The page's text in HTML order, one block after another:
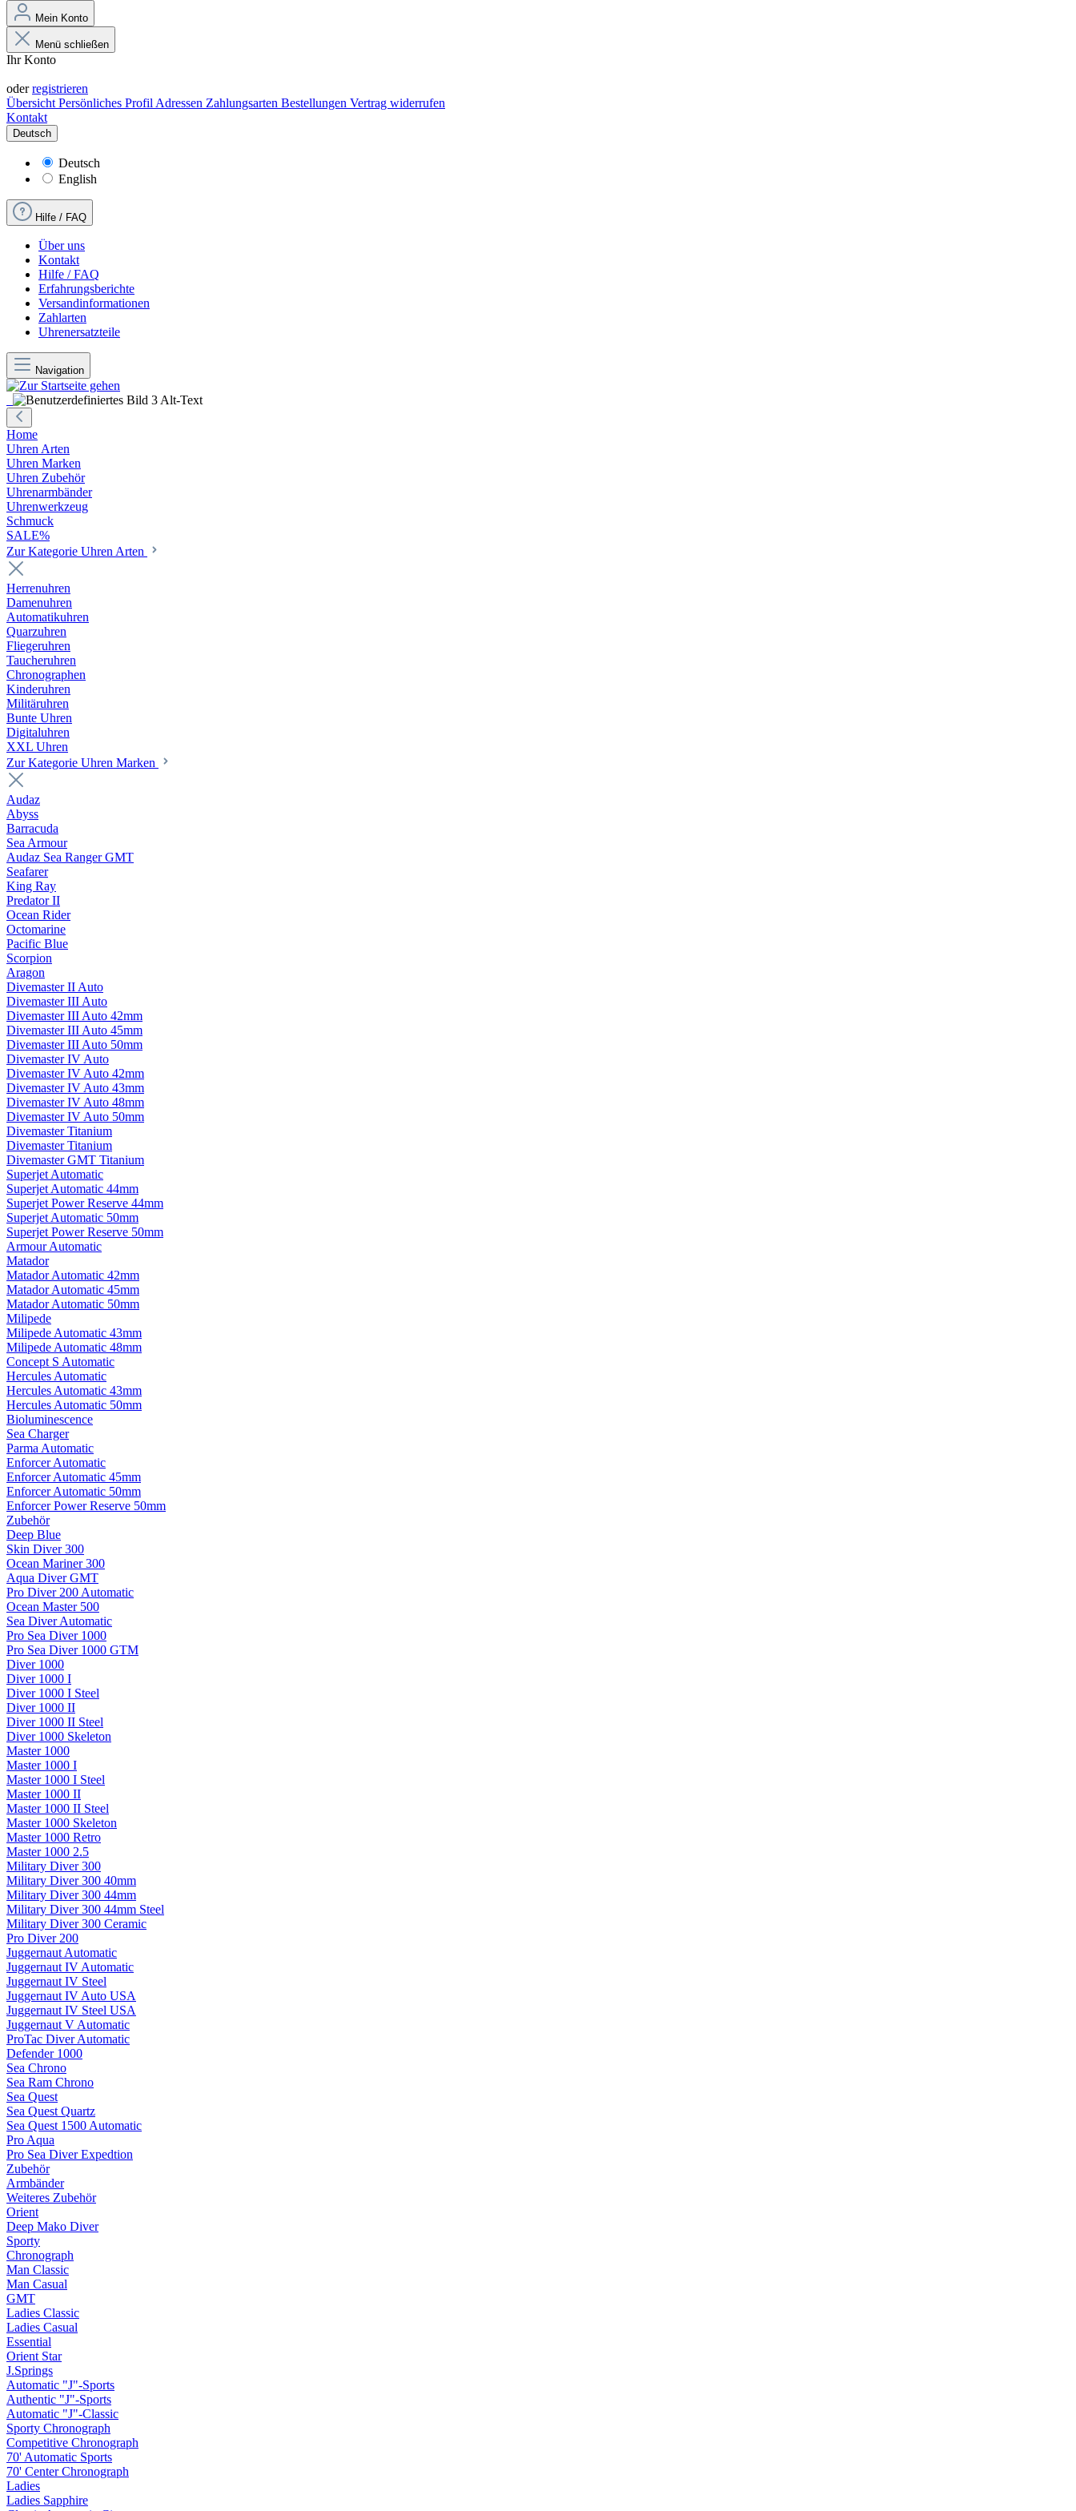
Mein Konto
Menü schließen
Ihr Konto
oderregistrieren
Übersicht Persönliches Profil Adressen Zahlungsarten Bestellungen Vertrag widerrufen
Kontakt
Deutsch
Deutsch
English
Hilfe / FAQ
Über uns
Kontakt
Hilfe / FAQ
Erfahrungsberichte
Versandinformationen
Zahlarten
Uhrenersatzteile
Navigation
Home
Uhren Arten
Uhren Marken
Uhren Zubehör
Uhrenarmbänder
Uhrenwerkzeug
Schmuck
SALE%
Zur Kategorie Uhren Arten
Herrenuhren
Damenuhren
Automatikuhren
Quarzuhren
Fliegeruhren
Taucheruhren
Chronographen
Kinderuhren
Militäruhren
Bunte Uhren
Digitaluhren
XXL Uhren
Zur Kategorie Uhren Marken
Audaz
Abyss
Barracuda
Sea Armour
Audaz Sea Ranger GMT
Seafarer
King Ray
Predator II
Ocean Rider
Octomarine
Pacific Blue
Scorpion
Aragon
Divemaster II Auto
Divemaster III Auto
Divemaster III Auto 42mm
Divemaster III Auto 45mm
Divemaster III Auto 50mm
Divemaster IV Auto
Divemaster IV Auto 42mm
Divemaster IV Auto 43mm
Divemaster IV Auto 48mm
Divemaster IV Auto 50mm
Divemaster Titanium
Divemaster Titanium
Divemaster GMT Titanium
Superjet Automatic
Superjet Automatic 44mm
Superjet Power Reserve 44mm
Superjet Automatic 50mm
Superjet Power Reserve 50mm
Armour Automatic
Matador
Matador Automatic 42mm
Matador Automatic 45mm
Matador Automatic 50mm
Milipede
Milipede Automatic 43mm
Milipede Automatic 48mm
Concept S Automatic
Hercules Automatic
Hercules Automatic 43mm
Hercules Automatic 50mm
Bioluminescence
Sea Charger
Parma Automatic
Enforcer Automatic
Enforcer Automatic 45mm
Enforcer Automatic 50mm
Enforcer Power Reserve 50mm
Zubehör
Deep Blue
Skin Diver 300
Ocean Mariner 300
Aqua Diver GMT
Pro Diver 200 Automatic
Ocean Master 500
Sea Diver Automatic
Pro Sea Diver 1000
Pro Sea Diver 1000 GTM
Diver 1000
Diver 1000 I
Diver 1000 I Steel
Diver 1000 II
Diver 1000 II Steel
Diver 1000 Skeleton
Master 1000
Master 1000 I
Master 1000 I Steel
Master 1000 II
Master 1000 II Steel
Master 1000 Skeleton
Master 1000 Retro
Master 1000 2.5
Military Diver 300
Military Diver 300 40mm
Military Diver 300 44mm
Military Diver 300 44mm Steel
Military Diver 300 Ceramic
Pro Diver 200
Juggernaut Automatic
Juggernaut IV Automatic
Juggernaut IV Steel
Juggernaut IV Auto USA
Juggernaut IV Steel USA
Juggernaut V Automatic
ProTac Diver Automatic
Defender 1000
Sea Chrono
Sea Ram Chrono
Sea Quest
Sea Quest Quartz
Sea Quest 1500 Automatic
Pro Aqua
Pro Sea Diver Expedtion
Zubehör
Armbänder
Weiteres Zubehör
Orient
Deep Mako Diver
Sporty
Chronograph
Man Classic
Man Casual
GMT
Ladies Classic
Ladies Casual
Essential
Orient Star
J.Springs
Automatic "J"-Sports
Authentic "J"-Sports
Automatic "J"-Classic
Sporty Chronograph
Competitive Chronograph
70' Automatic Sports
70' Center Chronograph
Ladies
Ladies Sapphire